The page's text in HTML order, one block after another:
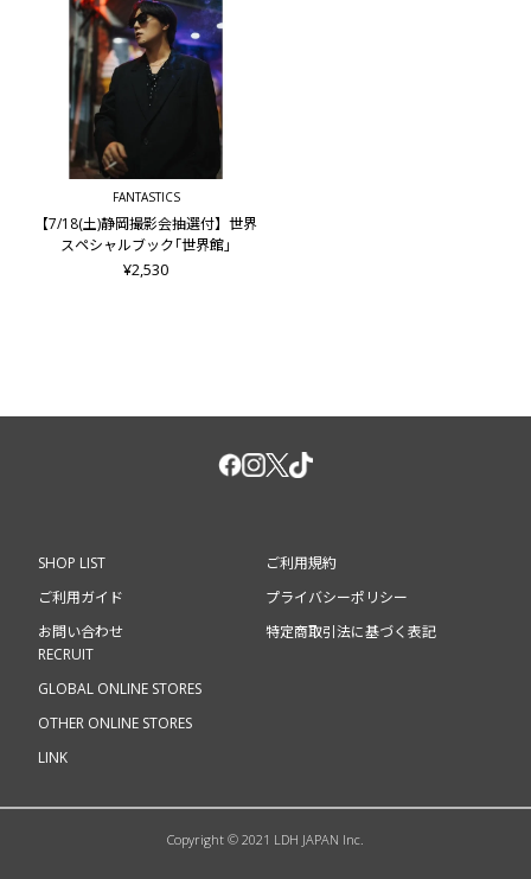
FANTASTICS
【7/18(土)静岡撮影会抽選付】世界
スペシャルブック｢世界館｣
¥2,530
SHOP LIST
ご利用ガイド
お問い合わせ
ご利用規約
プライバシーポリシー
特定商取引法に基づく表記
RECRUIT
GLOBAL ONLINE STORES
OTHER ONLINE STORES
LINK
Copyright © 2021 LDH JAPAN Inc.